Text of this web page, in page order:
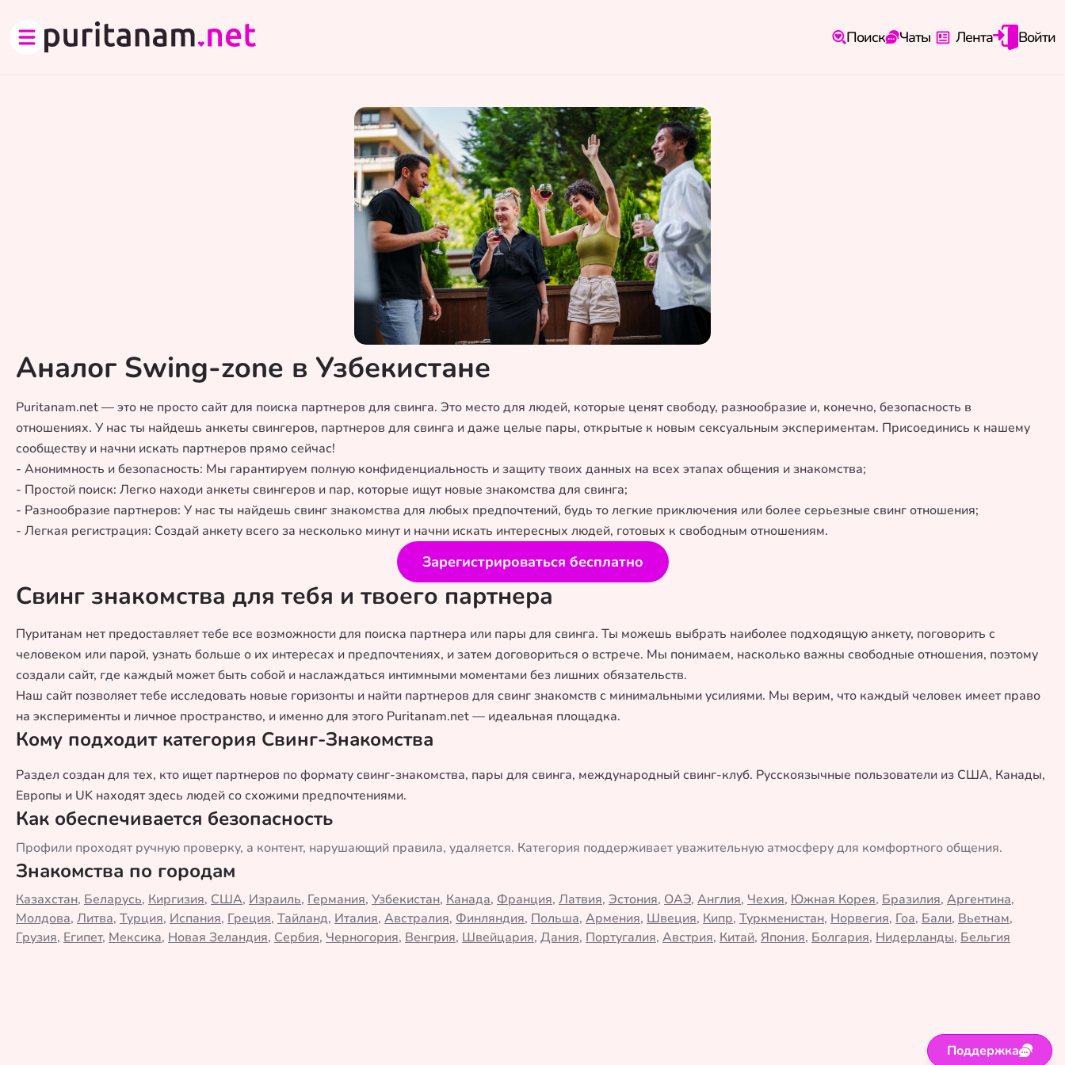
Поиск Чаты Лента Войти
Аналог Swing-zone в Узбекистане
Puritanam.net — это не просто сайт для поиска партнеров для свинга. Это место для людей, которые ценят свободу, разнообразие и, конечно, безопасность в
отношениях. У нас ты найдешь анкеты свингеров, партнеров для свинга и даже целые пары, открытые к новым сексуальным экспериментам. Присоединись к нашему
сообществу и начни искать партнеров прямо сейчас!
- Анонимность и безопасность: Мы гарантируем полную конфиденциальность и защиту твоих данных на всех этапах общения и знакомства;
- Простой поиск: Легко находи анкеты свингеров и пар, которые ищут новые знакомства для свинга;
- Разнообразие партнеров: У нас ты найдешь свинг знакомства для любых предпочтений, будь то легкие приключения или более серьезные свинг отношения;
- Легкая регистрация: Создай анкету всего за несколько минут и начни искать интересных людей, готовых к свободным отношениям.
Зарегистрироваться бесплатно
Свинг знакомства для тебя и твоего партнера
Пуританам нет предоставляет тебе все возможности для поиска партнера или пары для свинга. Ты можешь выбрать наиболее подходящую анкету, поговорить с
человеком или парой, узнать больше о их интересах и предпочтениях, и затем договориться о встрече. Мы понимаем, насколько важны свободные отношения, поэтому
создали сайт, где каждый может быть собой и наслаждаться интимными моментами без лишних обязательств.
Наш сайт позволяет тебе исследовать новые горизонты и найти партнеров для свинг знакомств с минимальными усилиями. Мы верим, что каждый человек имеет право
на эксперименты и личное пространство, и именно для этого Puritanam.net — идеальная площадка.
Кому подходит категория Свинг-Знакомства
Раздел создан для тех, кто ищет партнеров по формату свинг-знакомства, пары для свинга, международный свинг-клуб. Русскоязычные пользователи из США, Канады,
Европы и UK находят здесь людей со схожими предпочтениями.
Как обеспечивается безопасность
Профили проходят ручную проверку, а контент, нарушающий правила, удаляется. Категория поддерживает уважительную атмосферу для комфортного общения.
Знакомства по городам
Казахстан, Беларусь, Киргизия, США, Израиль, Германия, Узбекистан, Канада, Франция, Латвия, Эстония, ОАЭ, Англия, Чехия, Южная Корея, Бразилия, Аргентина,
Молдова, Литва, Турция, Испания, Греция, Тайланд, Италия, Австралия, Финляндия, Польша, Армения, Швеция, Кипр, Туркменистан, Норвегия, Гоа, Бали, Вьетнам,
Грузия, Египет, Мексика, Новая Зеландия, Сербия, Черногория, Венгрия, Швейцария, Дания, Португалия, Австрия, Китай, Япония, Болгария, Нидерланды, Бельгия
Поддержка